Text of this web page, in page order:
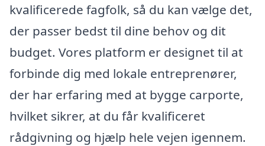
kvalificerede fagfolk, så du kan vælge det,
der passer bedst til dine behov og dit
budget. Vores platform er designet til at
forbinde dig med lokale entreprenører,
der har erfaring med at bygge carporte,
hvilket sikrer, at du får kvalificeret
rådgivning og hjælp hele vejen igennem.